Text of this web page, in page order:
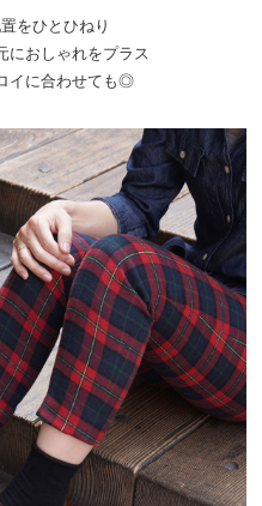
をひとひねり
におしゃれをプラス
イに合わせても◎